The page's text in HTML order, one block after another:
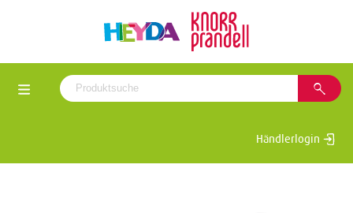
Händlerlogin